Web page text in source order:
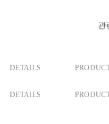
관
DETAILS
DETAILS